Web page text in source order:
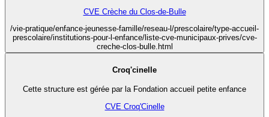
CVE Crèche du Clos-de-Bulle
/vie-pratique/enfance-jeunesse-famille/reseau-l/prescolaire/type-accueil-
prescolaire/institutions-pour-l-enfance/liste-cve-municipaux-prives/cve-
creche-clos-bulle.html
Croq'cinelle
Cette structure est gérée par la Fondation accueil petite enfance
CVE Croq'Cinelle